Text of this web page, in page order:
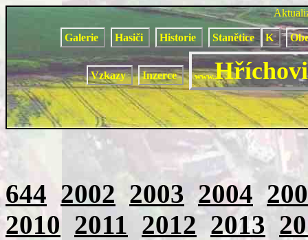
Galerie Hasiči Historie Stanětice K
Vzkazy Inzerce www.
644 2002 2003 2004
2010 2011 2012 2013